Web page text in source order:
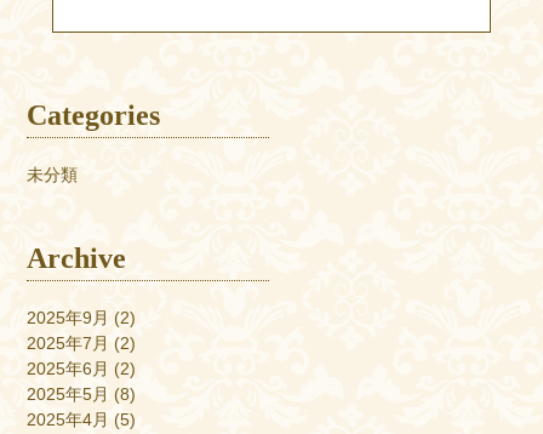
Categories
未分類
Archive
2025年9月 (2)
2025年7月 (2)
2025年6月 (2)
2025年5月 (8)
2025年4月 (5)